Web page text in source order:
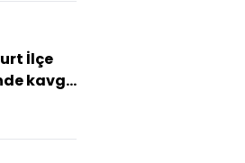
İlçe
kavga